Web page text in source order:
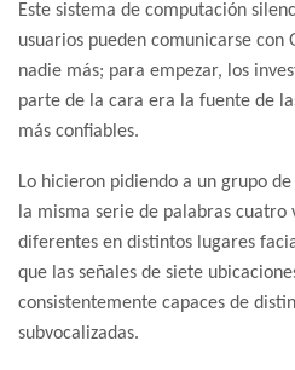
Este sistema de computación
usuarios pueden comunicarse con
nadie más; para empezar, los
parte de la cara era la fuente de
más confiables.
Lo hicieron pidiendo a un grupo
la misma serie de palabras cuatro
diferentes en distintos lugares
que las señales de siete
consistentemente capaces de
subvocalizadas.